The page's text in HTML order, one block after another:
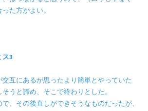
た方がよい。
3
互にあるが思ったより簡単とやっていた
うと諦め、そこで終わりとした。
、その後直しができそうなものだったが、